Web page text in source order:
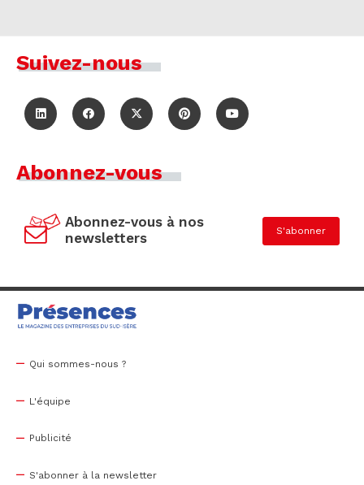
Suivez-nous
Abonnez-vous
Abonnez-vous à nos
newsletters
S'abonner
Qui sommes-nous ?
L'équipe
Publicité
S'abonner à la newsletter